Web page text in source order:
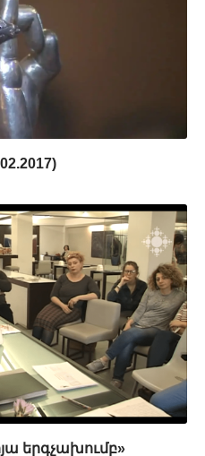
երգչախումբ»